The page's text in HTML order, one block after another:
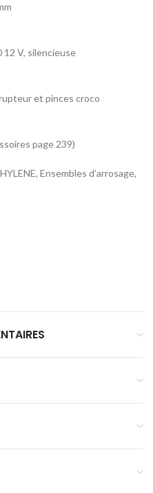
12 V, silencieuse
et pinces croco
page 239)
Ensembles d’arrosage,